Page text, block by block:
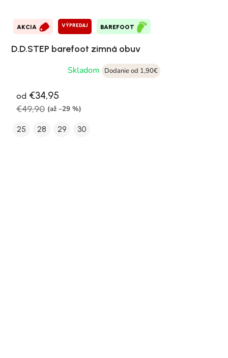
AKCIA VÝPREDAJ BAREFOOT
D.D.STEP barefoot zimná obuv
Skladom
Dodanie od 1,90€
od €34,95
€49,90 (až –29 %)
25 28 29 30